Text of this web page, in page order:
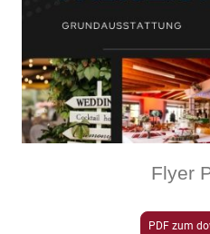
Flyer
PDF zum